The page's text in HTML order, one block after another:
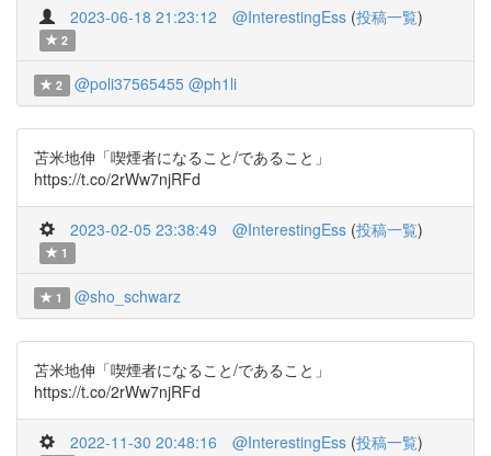
2023-06-18 21:23:12 @InterestingEss (投稿一覧)
2
2 @poli37565455 @ph1li
苫米地伸「喫煙者になること/であること」
https://t.co/2rWw7njRFd
2023-02-05 23:38:49 @InterestingEss (投稿一覧)
1
1 @sho_schwarz
苫米地伸「喫煙者になること/であること」
https://t.co/2rWw7njRFd
2022-11-30 20:48:16 @InterestingEss (投稿一覧)